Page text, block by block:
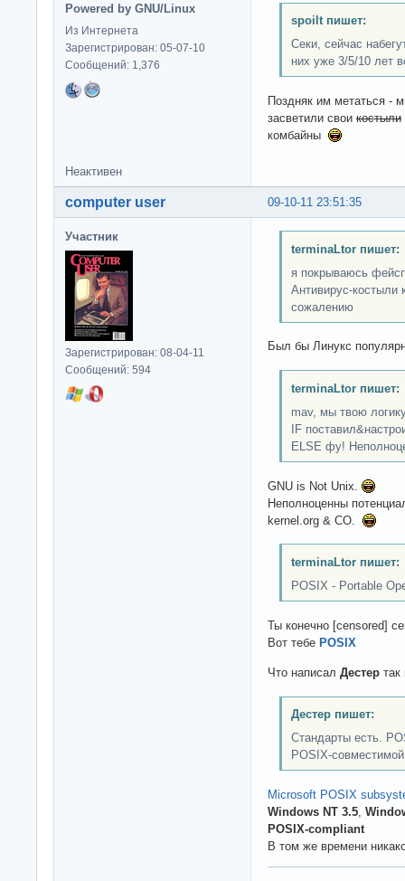
Powered by GNU/Linux
Из Интернета
Зарегистрирован: 05-07-10
Сообщений: 1,376
spoilt пишет:
Секи, сейчас
них уже 3/5/10 лет
Поздняк им метаться -
засветили свои костыли
комбайны
Неактивен
09-10-11 23:51:35
computer user
Участник
Зарегистрирован: 08-04-11
Сообщений: 594
terminaLtor пишет:
я покрываюсь
Антивирус-костыли
сожалению
Был бы Линукс
terminaLtor пишет:
mav, мы твою
IF
ELSE фу!
GNU is Not Unix.
Неполноценны
kernel.org & CO.
terminaLtor пишет:
POSIX - Portable
Ты конечно [censored]
Вот тебе POSIX
Что написал Дестер так
Дестер пишет:
Стандарты есть.
POSIX-
Microsoft POSIX
Windows NT 3.5,
POSIX-compliant
В том же времени